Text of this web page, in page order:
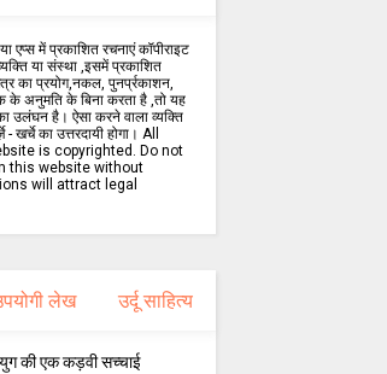
एप्स में प्रकाशित रचनाएं कॉपीराइट
या संस्था ,इसमें प्रकाशित
का प्रयोग,नकल, पुनर्प्रकाशन,
के अनुमति के बिना करता है ,तो यह
उलंघन है। ऐसा करने वाला व्यक्ति
खर्चे का उत्तरदायी होगा। All
is copyrighted. Do not
this website without
will attract legal
लेख उर्दू साहित्य
की एक कड़वी सच्चाई